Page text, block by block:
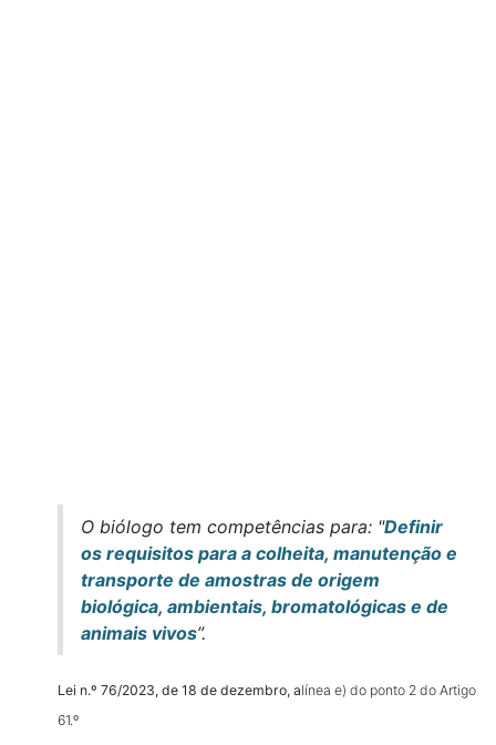
O biólogo tem competências para: "Definir
os requisitos para a colheita, manutenção e
transporte de amostras de origem
biológica, ambientais, bromatológicas e de
animais vivos”.
Lei n.º 76/2023, de 18 de dezembro, alínea e) do ponto 2 do Artigo
61.º